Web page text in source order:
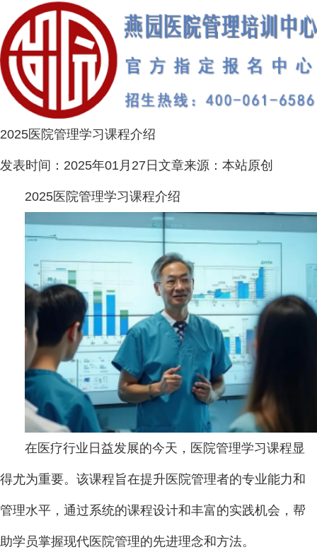
2025医院管理学习课程介绍
发表时间： 2025年01月27日 文章来源： 本站原创
2025医院管理学习课程介绍
在医疗行业日益发展的今天，医院管理学习课程显
得尤为重要。该课程旨在提升医院管理者的专业能力和
管理水平，通过系统的课程设计和丰富的实践机会，帮
助学员掌握现代医院管理的先进理念和方法。